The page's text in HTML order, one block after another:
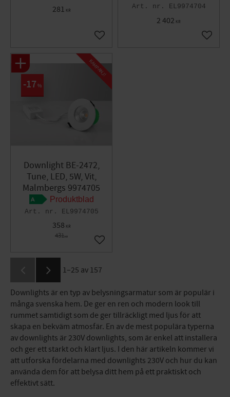
281 KR
Lägg till i favoriter
EL9974704
2 402 KR
Lägg
Downlight BE-2472,
Tune, LED, 5W, Vit,
Malmbergs 9974705
Produktblad
EL9974705
358 KR
431KR
17 %
KAMPANJ!
Lägg till i favoriter
1–25 av 157
Downlights är en typ av belysningsarmatur som är populär i
många svenska hem. De ger en ren och modern look till
rummet samtidigt som de ger tillräckligt med ljus för att
skapa en bekväm atmosfär. En av de mest populära typerna
av downlights är 230V downlights, som är enkel att installera
och ger ett starkt och klart ljus. I den här artikeln kommer vi
att utforska fördelarna med downlights 230V och hur du kan
använda dem för att belysa ditt hem på ett praktiskt och
effektivt sätt.